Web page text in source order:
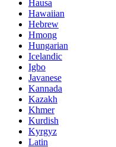
Hausa
Hawaiian
Hebrew
Hmong
Hungarian
Icelandic
Igbo
Javanese
Kannada
Kazakh
Khmer
Kurdish
Kyrgyz
Latin